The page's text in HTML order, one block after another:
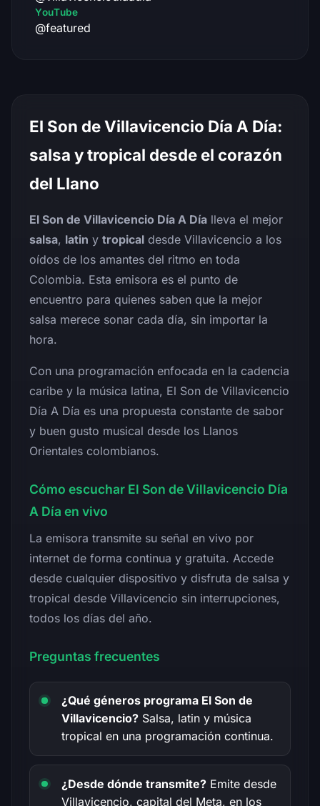
YouTube
@featured
El Son de Villavicencio Día A Día:
salsa y tropical desde el corazón
del Llano
El Son de Villavicencio Día A Día lleva el mejor
salsa, latin y tropical desde Villavicencio a los
oídos de los amantes del ritmo en toda
Colombia. Esta emisora es el punto de
encuentro para quienes saben que la mejor
salsa merece sonar cada día, sin importar la
hora.
Con una programación enfocada en la cadencia
caribe y la música latina, El Son de Villavicencio
Día A Día es una propuesta constante de sabor
y buen gusto musical desde los Llanos
Orientales colombianos.
Cómo escuchar El Son de Villavicencio Día
A Día en vivo
La emisora transmite su señal en vivo por
internet de forma continua y gratuita. Accede
desde cualquier dispositivo y disfruta de salsa y
tropical desde Villavicencio sin interrupciones,
todos los días del año.
Preguntas frecuentes
¿Qué géneros programa El Son de
Villavicencio? Salsa, latin y música
tropical en una programación continua.
¿Desde dónde transmite? Emite desde
Villavicencio, capital del Meta, en los